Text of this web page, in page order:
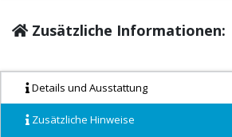
Zusätzliche Informationen:
Details und Ausstattung
Zusätzliche Hinweise